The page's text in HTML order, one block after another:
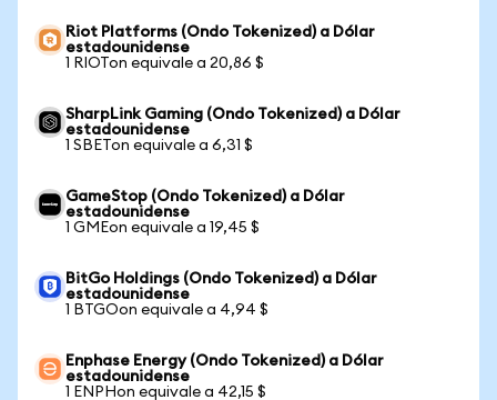
Riot Platforms (Ondo Tokenized) a Dólar
estadounidense
1 RIOTon equivale a 20,86 $
SharpLink Gaming (Ondo Tokenized) a Dólar
estadounidense
1 SBETon equivale a 6,31 $
GameStop (Ondo Tokenized) a Dólar
estadounidense
1 GMEon equivale a 19,45 $
BitGo Holdings (Ondo Tokenized) a Dólar
estadounidense
1 BTGOon equivale a 4,94 $
Enphase Energy (Ondo Tokenized) a Dólar
estadounidense
1 ENPHon equivale a 42,15 $